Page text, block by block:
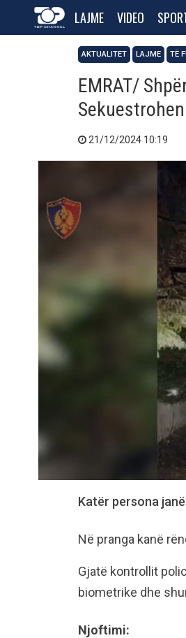
LAJME VIDEO
AKTUALITET LAJME TË
EMRAT/
21/12/2024 10:19
Katër persona
Në pranga kanë
Gjatë kontrollit
biometrike dhe
Njoftimi: